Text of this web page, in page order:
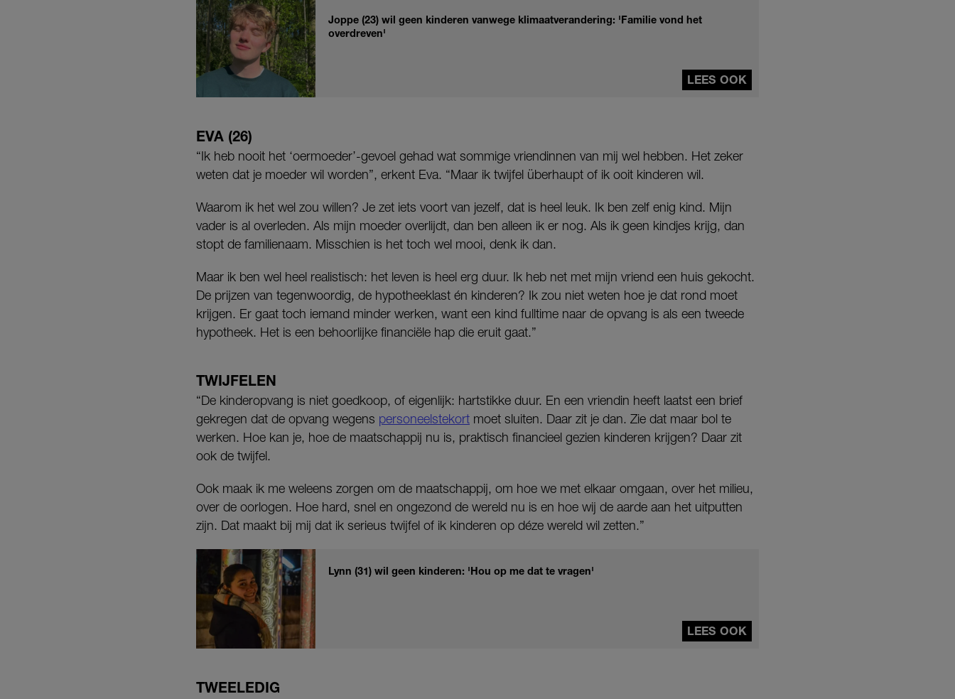
Joppe (23) wil geen kinderen vanwege klimaatverandering: 'Familie vond het
overdreven'
LEES OOK
EVA (26)
“Ik heb nooit het ‘oermoeder’-gevoel gehad wat sommige vriendinnen van mij wel hebben. Het zeker
weten dat je moeder wil worden”, erkent Eva. “Maar ik twijfel überhaupt of ik ooit kinderen wil.
Waarom ik het wel zou willen? Je zet iets voort van jezelf, dat is heel leuk. Ik ben zelf enig kind. Mijn
vader is al overleden. Als mijn moeder overlijdt, dan ben alleen ik er nog. Als ik geen kindjes krijg, dan
stopt de familienaam. Misschien is het toch wel mooi, denk ik dan.
Maar ik ben wel heel realistisch: het leven is heel erg duur. Ik heb net met mijn vriend een huis gekocht.
De prijzen van tegenwoordig, de hypotheeklast én kinderen? Ik zou niet weten hoe je dat rond moet
krijgen. Er gaat toch iemand minder werken, want een kind fulltime naar de opvang is als een tweede
hypotheek. Het is een behoorlijke financiële hap die eruit gaat.”
TWIJFELEN
“De kinderopvang is niet goedkoop, of eigenlijk: hartstikke duur. En een vriendin heeft laatst een brief
gekregen dat de opvang wegens personeelstekort moet sluiten. Daar zit je dan. Zie dat maar bol te
werken. Hoe kan je, hoe de maatschappij nu is, praktisch financieel gezien kinderen krijgen? Daar zit
ook de twijfel.
Ook maak ik me weleens zorgen om de maatschappij, om hoe we met elkaar omgaan, over het milieu,
over de oorlogen. Hoe hard, snel en ongezond de wereld nu is en hoe wij de aarde aan het uitputten
zijn. Dat maakt bij mij dat ik serieus twijfel of ik kinderen op déze wereld wil zetten.”
Lynn (31) wil geen kinderen: 'Hou op me dat te vragen'
LEES OOK
TWEELEDIG